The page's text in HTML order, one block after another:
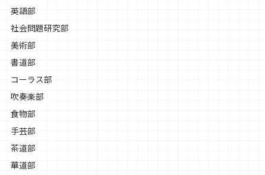
英語部
社会問題研究部
美術部
書道部
コーラス部
吹奏楽部
食物部
手芸部
茶道部
華道部